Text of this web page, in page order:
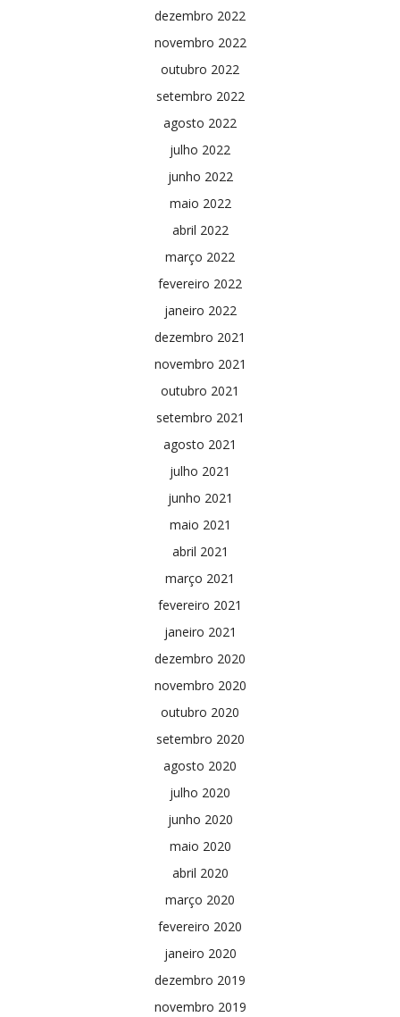
dezembro 2022
novembro 2022
outubro 2022
setembro 2022
agosto 2022
julho 2022
junho 2022
maio 2022
abril 2022
março 2022
fevereiro 2022
janeiro 2022
dezembro 2021
novembro 2021
outubro 2021
setembro 2021
agosto 2021
julho 2021
junho 2021
maio 2021
abril 2021
março 2021
fevereiro 2021
janeiro 2021
dezembro 2020
novembro 2020
outubro 2020
setembro 2020
agosto 2020
julho 2020
junho 2020
maio 2020
abril 2020
março 2020
fevereiro 2020
janeiro 2020
dezembro 2019
novembro 2019